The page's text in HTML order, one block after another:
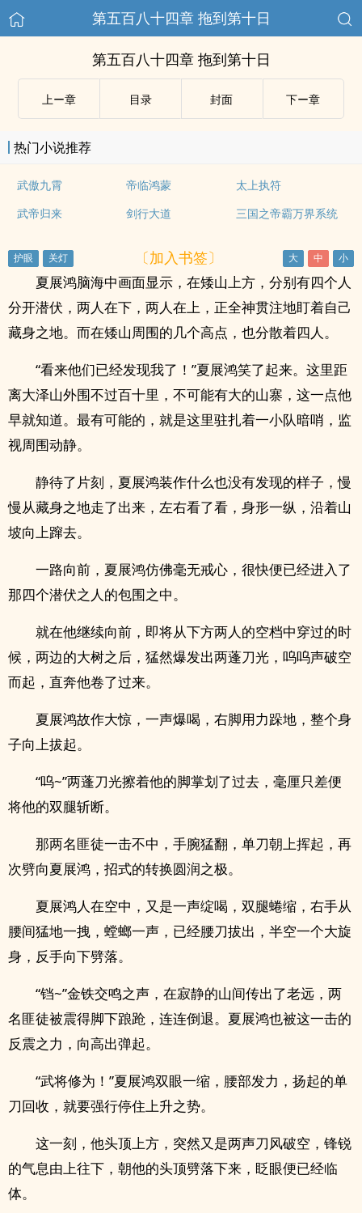
第五百八十四章 拖到第十日
第五百八十四章 拖到第十日
上ー章 目录 封面 下ー章
热门小说推荐
武傲九霄 帝临鸿蒙
太上执符
武帝归来
剑行大道 三国之帝霸万界系统
〔加入书签〕
夏展鸿脑海中画面显示，在矮山上方，分别有四个人
分开潜伏，两人在下，两人在上，正全神贯注地盯着自己
藏身之地。而在矮山周围的几个高点，也分散着四人。
“看来他们已经发现我了！”夏展鸿笑了起来。这里距
离大泽山外围不过百十里，不可能有大的山寨，这一点他
早就知道。最有可能的，就是这里驻扎着一小队暗哨，监
视周围动静。
静待了片刻，夏展鸿装作什么也没有发现的样子，慢
慢从藏身之地走了出来，左右看了看，身形一纵，沿着山
坡向上蹿去。
一路向前，夏展鸿仿佛毫无戒心，很快便已经进入了
那四个潜伏之人的包围之中。
就在他继续向前，即将从下方两人的空档中穿过的时
候，两边的大树之后，猛然爆发出两蓬刀光，呜呜声破空
而起，直奔他卷了过来。
夏展鸿故作大惊，一声爆喝，右脚用力跺地，整个身
子向上拔起。
“呜~”两蓬刀光擦着他的脚掌划了过去，毫厘只差便
将他的双腿斩断。
那两名匪徒一击不中，手腕猛翻，单刀朝上挥起，再
次劈向夏展鸿，招式的转换圆润之极。
夏展鸿人在空中，又是一声绽喝，双腿蜷缩，右手从
腰间猛地一拽，螳螂一声，已经腰刀拔出，半空一个大旋
身，反手向下劈落。
“铛~”金铁交鸣之声，在寂静的山间传出了老远，两
名匪徒被震得脚下踉跄，连连倒退。夏展鸿也被这一击的
反震之力，向高出弹起。
“武将修为！”夏展鸿双眼一缩，腰部发力，扬起的单
刀回收，就要强行停住上升之势。
这一刻，他头顶上方，突然又是两声刀风破空，锋锐
的气息由上往下，朝他的头顶劈落下来，眨眼便已经临
体。